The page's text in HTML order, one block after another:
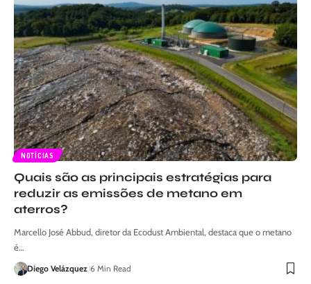
NOTÍCIAS
Quais são as principais estratégias para
reduzir as emissões de metano em
aterros?
Marcello José Abbud, diretor da Ecodust Ambiental, destaca que o metano
é…
Diego Velázquez 6 Min Read